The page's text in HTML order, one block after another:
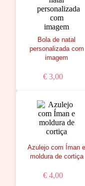
Bola de natal
personalizada com
imagem
€ 3,00
Azulejo com Íman e
moldura de cortiça
€ 4,00